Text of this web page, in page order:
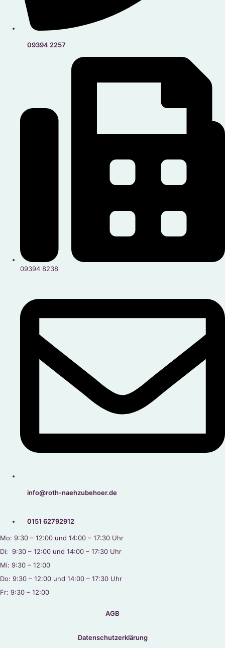
09394 2257
09394 8238
info@roth-naehzubehoer.de
0151 62792912
Mo: 9:30 – 12:00 und 14:00 – 17:30 Uhr
Di: 9:30 – 12:00 und 14:00 – 17:30 Uhr
Mi: 9:30 – 12:00
Do: 9:30 – 12:00 und 14:00 – 17:30 Uhr
Fr: 9:30 – 12:00
AGB
Datenschutzerklärung